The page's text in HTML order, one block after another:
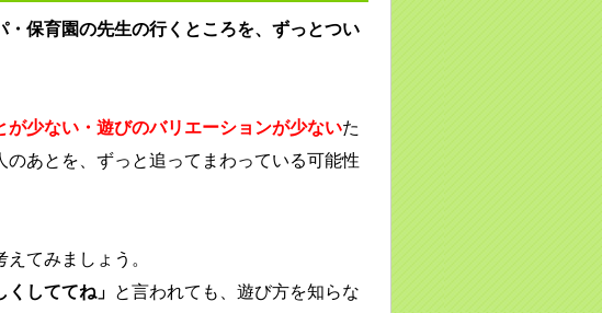
・保育園の先生の行くところを、ずっとつい
が少ない・遊びのバリエーションが少ないた
あとを、ずっと追ってまわっている可能性
てみましょう。
しててね」 と言われても、遊び方を知らな